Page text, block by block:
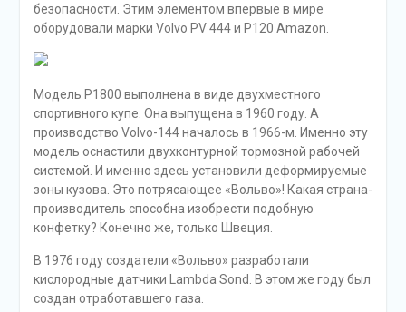
безопасности. Этим элементом впервые в мире
оборудовали марки Volvo PV 444 и P120 Amazon.
Модель Р1800 выполнена в виде двухместного
спортивного купе. Она выпущена в 1960 году. А
производство Volvo-144 началось в 1966-м. Именно эту
модель оснастили двухконтурной тормозной рабочей
системой. И именно здесь установили деформируемые
зоны кузова. Это потрясающее «Вольво»! Какая страна-
производитель способна изобрести подобную
конфетку? Конечно же, только Швеция.
В 1976 году создатели «Вольво» разработали
кислородные датчики Lambda Sond. В этом же году был
создан отработавшего газа.